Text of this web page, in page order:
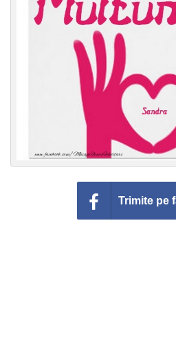
Felicitari zile saptamana
Felicitari muzicale
Felicitari muzicale personalizate
Felicitari animate
Invitatii personalizate
Trimite pe